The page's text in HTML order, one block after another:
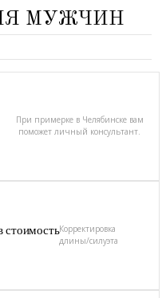
МУЖЧИН
При примерке в Челябинске вам
поможет личный консультант.
стоимостьКорректировка
длины/силуэта